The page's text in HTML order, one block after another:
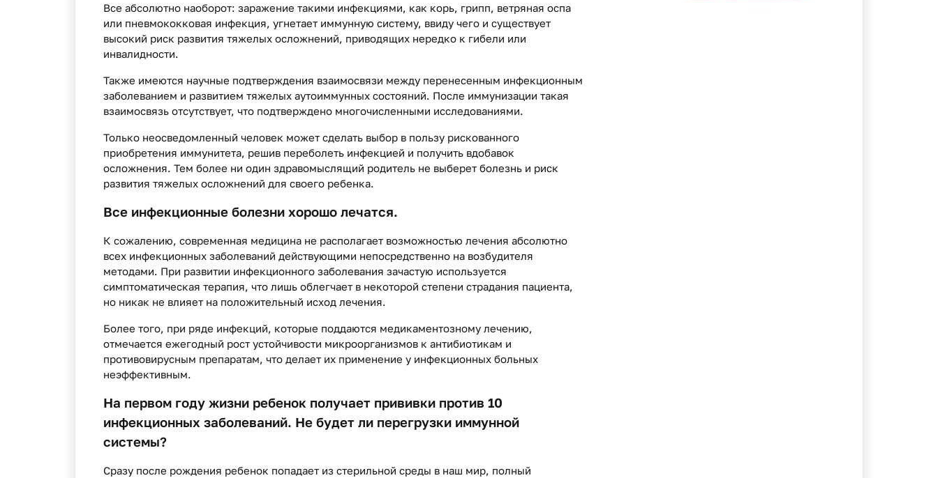
Все абсолютно наоборот: заражение такими инфекциями, как корь, грипп, ветряная оспа
или пневмококковая инфекция, угнетает иммунную систему, ввиду чего и существует
высокий риск развития тяжелых осложнений, приводящих нередко к гибели или
инвалидности.
Также имеются научные подтверждения взаимосвязи между перенесенным инфекционным
заболеванием и развитием тяжелых аутоиммунных состояний. После иммунизации такая
взаимосвязь отсутствует, что подтверждено многочисленными исследованиями.
Только неосведомленный человек может сделать выбор в пользу рискованного
приобретения иммунитета, решив переболеть инфекцией и получить вдобавок
осложнения. Тем более ни один здравомыслящий родитель не выберет болезнь и риск
развития тяжелых осложнений для своего ребенка.
Все инфекционные болезни хорошо лечатся.
К сожалению, современная медицина не располагает возможностью лечения абсолютно
всех инфекционных заболеваний действующими непосредственно на возбудителя
методами. При развитии инфекционного заболевания зачастую используется
симптоматическая терапия, что лишь облегчает в некоторой степени страдания пациента,
но никак не влияет на положительный исход лечения.
Более того, при ряде инфекций, которые поддаются медикаментозному лечению,
отмечается ежегодный рост устойчивости микроорганизмов к антибиотикам и
противовирусным препаратам, что делает их применение у инфекционных больных
неэффективным.
На первом году жизни ребенок получает прививки против 10
инфекционных заболеваний. Не будет ли перегрузки иммунной
системы?
Сразу после рождения ребенок попадает из стерильной среды в наш мир, полный